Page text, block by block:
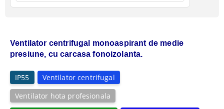
Ventilator centrifugal monoaspirant de medie
presiune, cu carcasa fonoizolanta.
IP55
Ventilator centrifugal
Ventilator hota profesionala